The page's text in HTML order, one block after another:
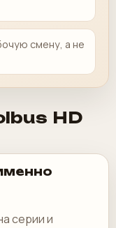
смену, а не
HD
серии и